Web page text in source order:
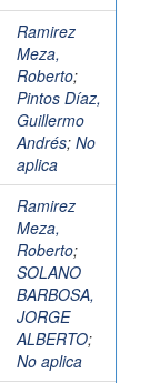
Ramirez
Meza,
Roberto;
Pintos Díaz,
Guillermo
Andrés; No
aplica
Ramirez
Meza,
Roberto;
SOLANO
BARBOSA,
JORGE
ALBERTO;
No aplica